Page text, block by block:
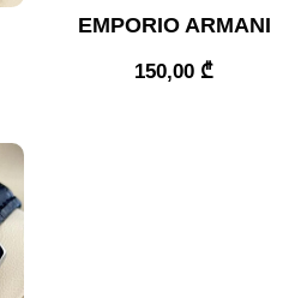
EMPORIO ARMANI
150,00 ₾